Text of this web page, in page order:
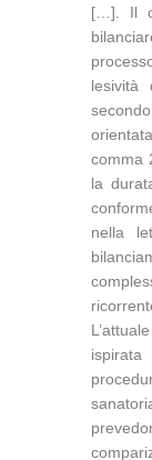
[…]. Il
lesività
comma
la
nella